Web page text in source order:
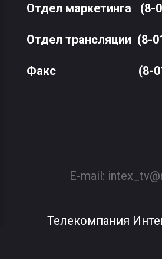
Отдел маркетинга (8-
Отдел трансляции (8-
Факс(8-0163)
E-mail:
Телекомпания